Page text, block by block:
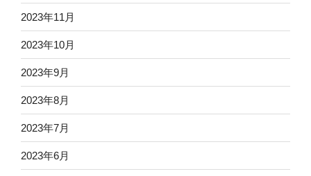
2023年11月
2023年10月
2023年9月
2023年8月
2023年7月
2023年6月